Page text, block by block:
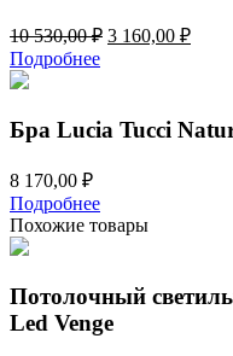
10 530,00₽ Первоначальная
530,00 ₽.
3 160,00 ₽
Подробнее
Бра Lucia Tucci
8 170,00 ₽
Подробнее
Похожие товары
Потолочный
Led Venge